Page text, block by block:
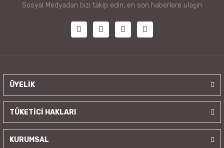
Sosyal Medyadan bizi takip edin, en son haberlere ulaşın
ÜYELİK
TÜKETİCİ HAKLARI
KURUMSAL